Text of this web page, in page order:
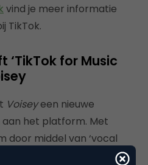
vind je meer informatie
TikTok.
for Music
Voiseyeen nieuwe
het platform. Met
door middel van ‘vocal
te maken en filmen en